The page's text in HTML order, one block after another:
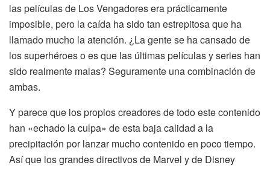
las películas de Los Vengadores era prácticamente
imposible, pero la caída ha sido tan estrepitosa que ha
llamado mucho la atención. ¿La gente se ha cansado de
los superhéroes o es que las últimas películas y series han
sido realmente malas? Seguramente una combinación de
ambas.
Y parece que los propios creadores de todo este contenido
han «echado la culpa» de esta baja calidad a la
precipitación por lanzar mucho contenido en poco tiempo.
Así que los grandes directivos de Marvel y de Disney